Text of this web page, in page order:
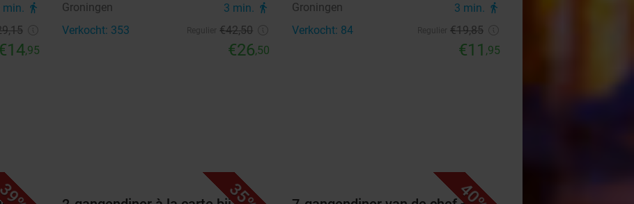
min. directions_walk
,15
,95
Groningen 3 min. directions_walk
Verkocht: 353 €42,50
€26,50
Groningen 3 min. directions_walk
Verkocht: 84 €19,85
€11 ,95
17 18 22 23
29 30
Zie hier de inhoud van de deal